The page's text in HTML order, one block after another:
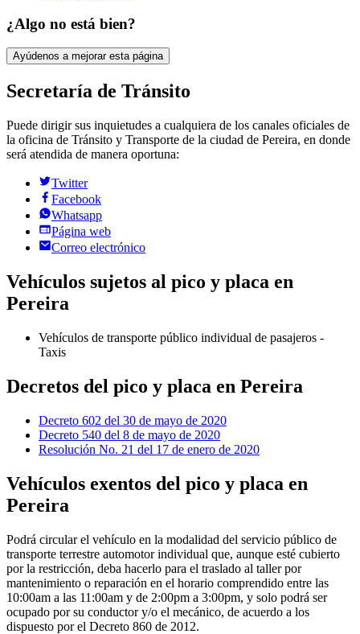
¿Algo no está bien?
Ayúdenos a mejorar esta página
Secretaría de Tránsito
Puede dirigir sus inquietudes a cualquiera de los canales oficiales de
la oficina de Tránsito y Transporte de la ciudad de Pereira, en donde
será atendida de manera oportuna:
Twitter
Facebook
Whatsapp
Página web
Correo electrónico
Vehículos sujetos al pico y placa en
Pereira
Vehículos de transporte público individual de pasajeros -
Taxis
Decretos del pico y placa en Pereira
Decreto 602 del 30 de mayo de 2020
Decreto 540 del 8 de mayo de 2020
Resolución No. 21 del 17 de enero de 2020
Vehículos exentos del pico y placa en
Pereira
Podrá circular el vehículo en la modalidad del servicio público de
transporte terrestre automotor individual que, aunque esté cubierto
por la restricción, deba hacerlo para el traslado al taller por
mantenimiento o reparación en el horario comprendido entre las
10:00am a las 11:00am y de 2:00pm a 3:00pm, y solo podrá ser
ocupado por su conductor y/o el mecánico, de acuerdo a los
dispuesto por el Decreto 860 de 2012.